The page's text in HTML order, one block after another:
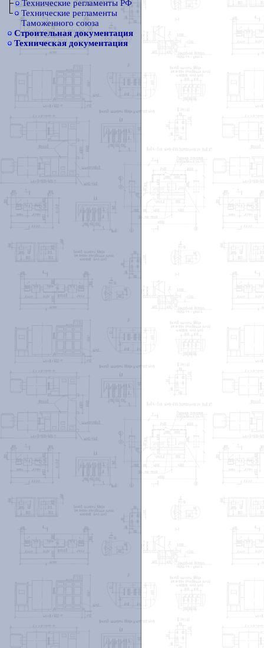
Технические регламенты РФ
Технические регламенты
Таможенного союза
Строительная документация
Техническая документация